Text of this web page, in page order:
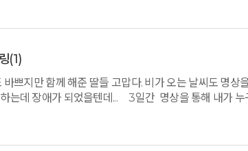
(1)
쁘지만 함께 해준 딸들 고맙다. 비가 오는 날씨도 명상
는데 장애가 되었을텐데... 3일간 명상을 통해 내가 누
신경을 썼지, 내 내면 깊이 있는 또다른 나에 대해서는
들이 저에겐 행복이었습니다. 모두 감사드립니다. 2박